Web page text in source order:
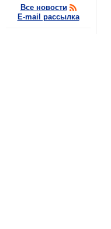
Все новости
E-mail рассылка